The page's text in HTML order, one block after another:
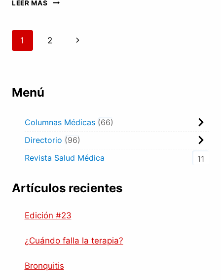
LEER MÁS
GINECOLÓGICA
Navegación
1 2
Siguiente
Menú
Columnas Médicas
66
Directorio
96
Revista Salud Médica
11
Artículos recientes
Edición #23
¿Cuándo falla la terapia?
Bronquitis